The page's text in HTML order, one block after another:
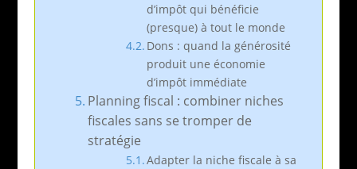
d’impôt qui bénéficie
(presque) à tout le monde
Dons : quand la générosité
produit une économie
d’impôt immédiate
Planning fiscal : combiner niches
fiscales sans se tromper de
stratégie
Adapter la niche fiscale à sa